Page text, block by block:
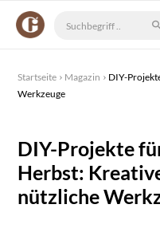
Startseite Magazin
DIY-
Werkzeuge
DIY-Projekte
Herbst:
nützliche